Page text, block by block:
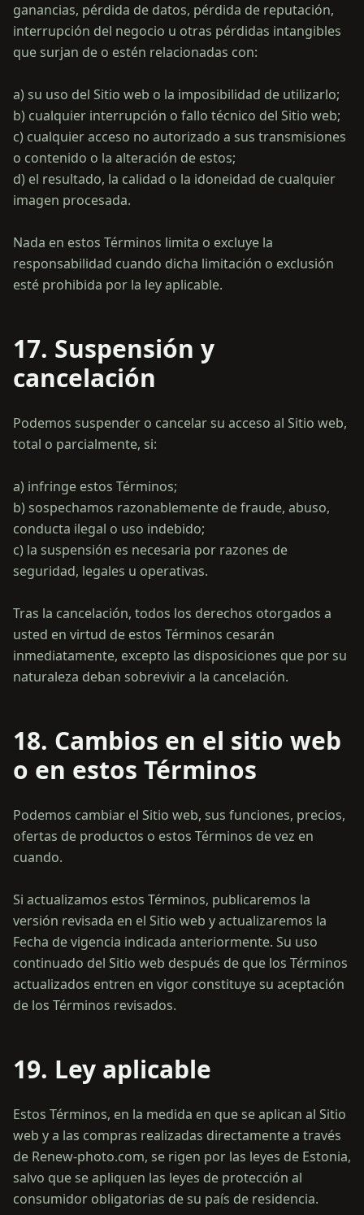
ganancias, pérdida de datos, pérdida de reputación,
interrupción del negocio u otras pérdidas intangibles
que surjan de o estén relacionadas con:
a) su uso del Sitio web o la imposibilidad de utilizarlo;
b) cualquier interrupción o fallo técnico del Sitio web;
c) cualquier acceso no autorizado a sus transmisiones
o contenido o la alteración de estos;
d) el resultado, la calidad o la idoneidad de cualquier
imagen procesada.
Nada en estos Términos limita o excluye la
responsabilidad cuando dicha limitación o exclusión
17. Suspensión y
cancelación
Podemos suspender o cancelar su acceso al Sitio web,
total o parcialmente, si:
a) infringe estos Términos;
b) sospechamos razonablemente de fraude, abuso,
conducta ilegal o uso indebido;
c) la suspensión es necesaria por razones de
seguridad, legales u operativas.
Tras la cancelación, todos los derechos otorgados a
usted en virtud de estos Términos cesarán
inmediatamente, excepto las disposiciones que por su
18. Cambios en el sitio web
o en estos Términos
Podemos cambiar el Sitio web, sus funciones, precios,
ofertas de productos o estos Términos de vez en
cuando.
Si actualizamos estos Términos, publicaremos la
versión revisada en el Sitio web y actualizaremos la
Fecha de vigencia indicada anteriormente. Su uso
continuado del Sitio web después de que los Términos
actualizados entren en vigor constituye su aceptación
19. Ley aplicable
Estos Términos, en la medida en que se aplican al Sitio
web y a las compras realizadas directamente a través
de Renew-photo.com, se rigen por las leyes de Estonia,
salvo que se apliquen las leyes de protección al